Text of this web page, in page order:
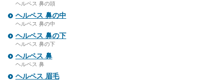
ヘルペス 鼻の頭
ヘルペス 鼻の中
ヘルペス 鼻の中
ヘルペス 鼻の下
ヘルペス 鼻の下
ヘルペス 鼻
ヘルペス 鼻
ヘルペス 眉毛